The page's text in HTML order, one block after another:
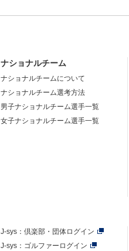
ナショナルチーム
ナショナルチームについて
ナショナルチーム選考方法
男子ナショナルチーム選手一覧
女子ナショナルチーム選手一覧
J-sys： 倶楽部・団体ログイン
J-sys：ゴルファーログイン